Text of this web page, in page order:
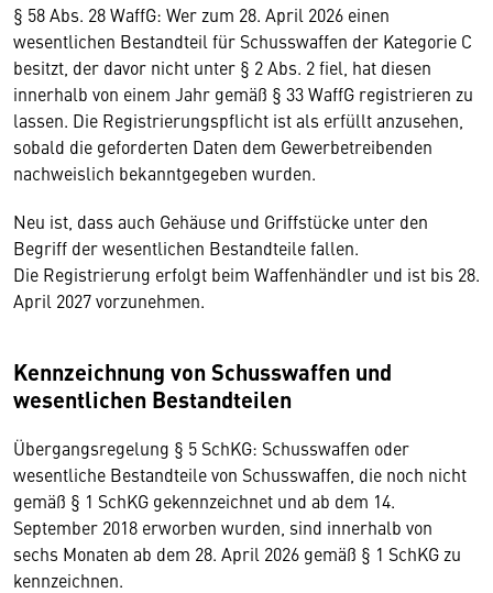
§ 58 Abs. 28 WaffG: Wer zum 28. April 2026 einen
wesentlichen Bestandteil für Schusswaffen der Kategorie C
besitzt, der davor nicht unter § 2 Abs. 2 fiel, hat diesen
innerhalb von einem Jahr gemäß § 33 WaffG registrieren zu
lassen. Die Registrierungspflicht ist als erfüllt anzusehen,
sobald die geforderten Daten dem Gewerbetreibenden
nachweislich bekanntgegeben wurden.
Neu ist, dass auch Gehäuse und Griffstücke unter den
Begriff der wesentlichen Bestandteile fallen.
Die Registrierung erfolgt beim Waffenhändler und ist bis 28.
April 2027 vorzunehmen.
Kennzeichnung von Schusswaffen und
wesentlichen Bestandteilen
Übergangsregelung § 5 SchKG: Schusswaffen oder
wesentliche Bestandteile von Schusswaffen, die noch nicht
gemäß § 1 SchKG gekennzeichnet und ab dem 14.
September 2018 erworben wurden, sind innerhalb von
sechs Monaten ab dem 28. April 2026 gemäß § 1 SchKG zu
kennzeichnen.